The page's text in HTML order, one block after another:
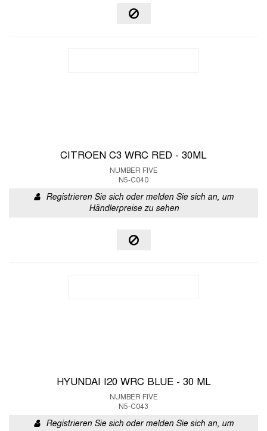
CITROEN C3 WRC RED - 30ML
NUMBER FIVE
N5-C040
Registrieren Sie sich oder melden Sie sich an, um
Händlerpreise zu sehen
HYUNDAI I20 WRC BLUE - 30 ML
NUMBER FIVE
N5-C043
Registrieren Sie sich oder melden Sie sich an, um